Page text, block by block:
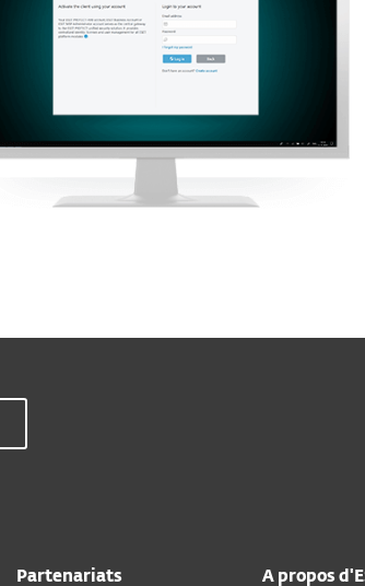
Partenariats A propos